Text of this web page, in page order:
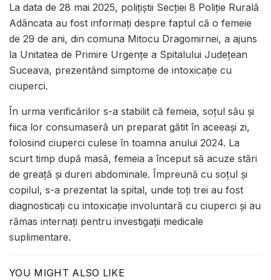
La data de 28 mai 2025, polițiștii Secției 8 Poliție Rurală
Adâncata au fost informați despre faptul că o femeie
de 29 de ani, din comuna Mitocu Dragomirnei, a ajuns
la Unitatea de Primire Urgențe a Spitalului Județean
Suceava, prezentând simptome de intoxicație cu
ciuperci.
În urma verificărilor s-a stabilit că femeia, soțul său și
fiica lor consumaseră un preparat gătit în aceeași zi,
folosind ciuperci culese în toamna anului 2024. La
scurt timp după masă, femeia a început să acuze stări
de greață și dureri abdominale. Împreună cu soțul și
copilul, s-a prezentat la spital, unde toți trei au fost
diagnosticați cu intoxicație involuntară cu ciuperci și au
rămas internați pentru investigații medicale
suplimentare.
YOU MIGHT ALSO LIKE